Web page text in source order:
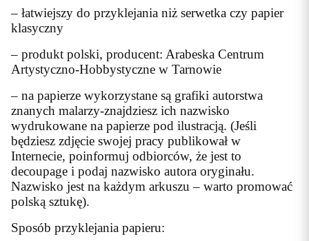
– łatwiejszy do przyklejania niż serwetka czy papier
klasyczny
– produkt polski, producent: Arabeska Centrum
Artystyczno-Hobbystyczne w Tarnowie
– na papierze wykorzystane są grafiki autorstwa
znanych malarzy-znajdziesz ich nazwisko
wydrukowane na papierze pod ilustracją. (Jeśli
będziesz zdjęcie swojej pracy publikował w
Internecie, poinformuj odbiorców, że jest to
decoupage i podaj nazwisko autora oryginału.
Nazwisko jest na każdym arkuszu – warto promować
polską sztukę).
Sposób przyklejania papieru: